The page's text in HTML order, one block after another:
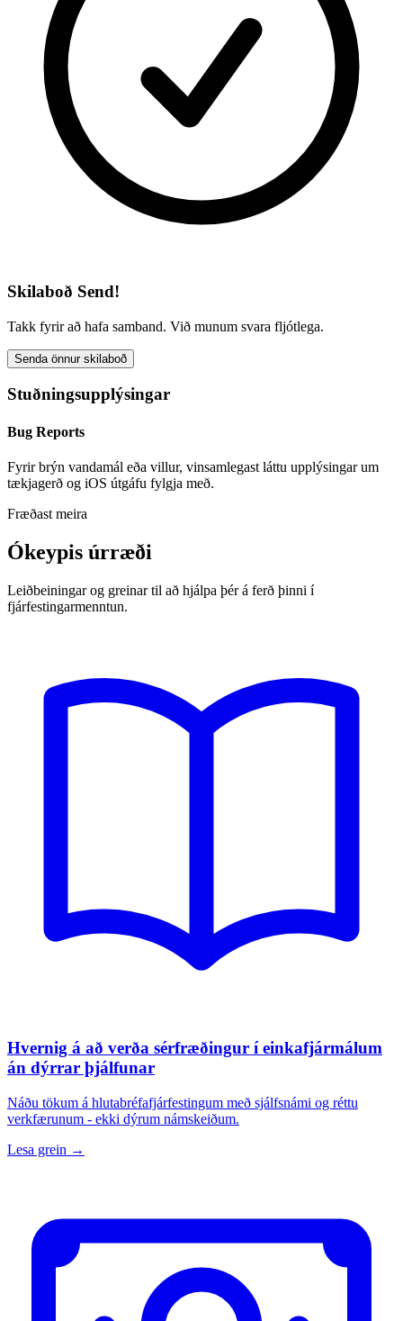
Skilaboð Send!
Takk fyrir að hafa samband. Við munum svara fljótlega.
Senda önnur skilaboð
Stuðningsupplýsingar
Bug Reports
Fyrir brýn vandamál eða villur, vinsamlegast láttu upplýsingar um
tækjagerð og iOS útgáfu fylgja með.
Fræðast meira
Ókeypis úrræði
Leiðbeiningar og greinar til að hjálpa þér á ferð þinni í
fjárfestingarmenntun.
Hvernig á að verða sérfræðingur í einkafjármálum
án dýrrar þjálfunar
Náðu tökum á hlutabréfafjárfestingum með sjálfsnámi og réttu
verkfærunum - ekki dýrum námskeiðum.
Lesa grein →